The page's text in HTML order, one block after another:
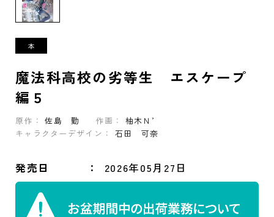
魔法科高校の劣等生 エスケープ
編５
原作： 佐島 勤 作画：
柚木Ｎ’
キャラクターデザイン：
石田 可奈
発売日 2026年05月27日